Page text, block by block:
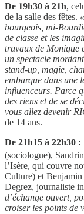
De 19h30 à 21h,
de la salle des fêtes.
bourgeois, mi-
de classe et les
travaux de Monique
un spectacle
stand-up, magie,
embarque dans une
influenceurs. Parce
des riens et de se
vous allez devenir
de 14 ans.
De 21h15 à 22h30 :
(sociologue),
l’Isère, qui couvre
Culture) et
Degrez, journaliste
d’échange ouvert,
croiser les points de